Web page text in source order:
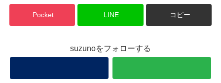
Pocket LINE コピー
suzunoをフォローする